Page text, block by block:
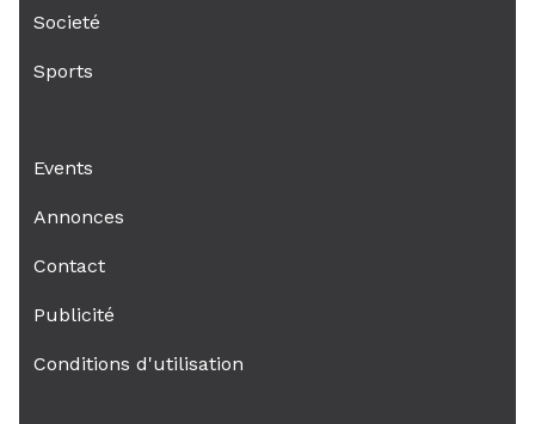
Societé
Sports
Events
Annonces
Contact
Publicité
Conditions d'utilisation